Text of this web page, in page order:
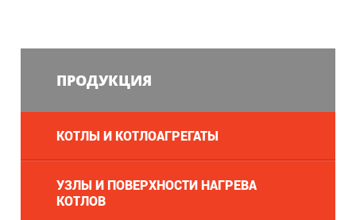
ПРОДУКЦИЯ
КОТЛЫ И КОТЛОАГРЕГАТЫ
УЗЛЫ И ПОВЕРХНОСТИ НАГРЕВА
КОТЛОВ